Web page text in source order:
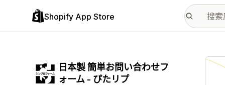
Shopify App Store
日本製 簡単お問い合わせフ
ォーム ‑ ぴたリプ
配图